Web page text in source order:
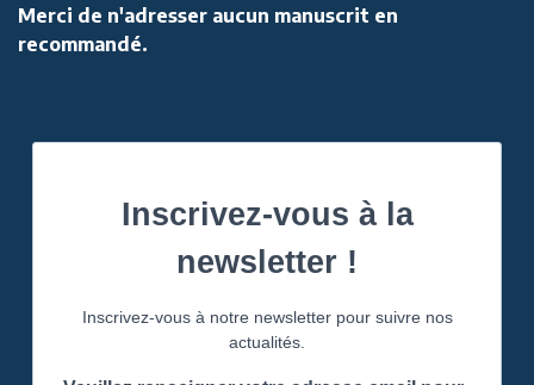
Merci de n'adresser aucun manuscrit en
recommandé.
Inscrivez-vous à la
newsletter !
Inscrivez-vous à notre newsletter pour suivre nos
actualités.